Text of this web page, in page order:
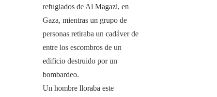
Un hombre lloraba este